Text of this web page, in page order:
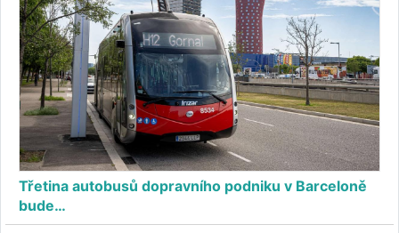
Třetina autobusů dopravního podniku v Barceloně
bude…